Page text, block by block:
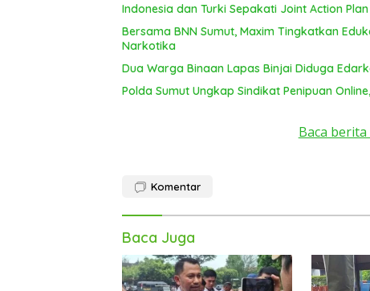
Indonesia dan Turki Sepakati Joint Action
Bersama BNN Sumut, Maxim Tingkatkan
Narkotika
Dua Warga Binaan Lapas Binjai Diduga
Polda Sumut Ungkap Sindikat Penipuan
Baca
Komentar
Baca Juga